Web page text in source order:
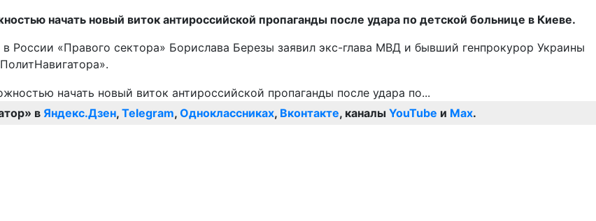
начать новый виток антироссийской пропаганды после удара по детской больнице в Киеве.
России «Правого сектора» Борислава Березы заявил экс-глава МВД и бывший генпрокурор Украины
в Яндекс.Дзен, Telegram, Одноклассниках, Вконтакте, каналы YouTube и Max.